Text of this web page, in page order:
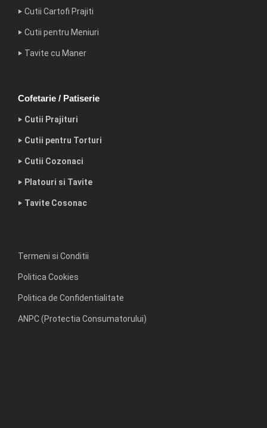
‣ Cutii Cartofi Prajiti
‣ Cutii pentru Meniuri
‣ Tavite cu Maner
Cofetarie / Patiserie
‣ Cutii Prajituri
‣ Cutii pentru Torturi
‣ Cutii Cozonaci
‣ Platouri si Tavite
‣ Tavite Cosonac
Termeni si Conditii
Politica Cookies
Politica de Confidentialitate
ANPC (Protectia Consumatorului)